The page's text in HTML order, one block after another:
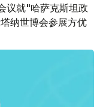
议就"哈萨克斯坦政
纳世博会参展方优